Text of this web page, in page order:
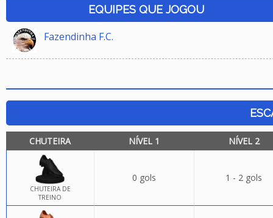
EQUIPES QUE JOGOU
Fazendinha F.C.
CHUTEIRA NÍVEL 1 NÍVEL 2
CHUTEIRA DE
TREINO
0 gols 1 - 2 gols